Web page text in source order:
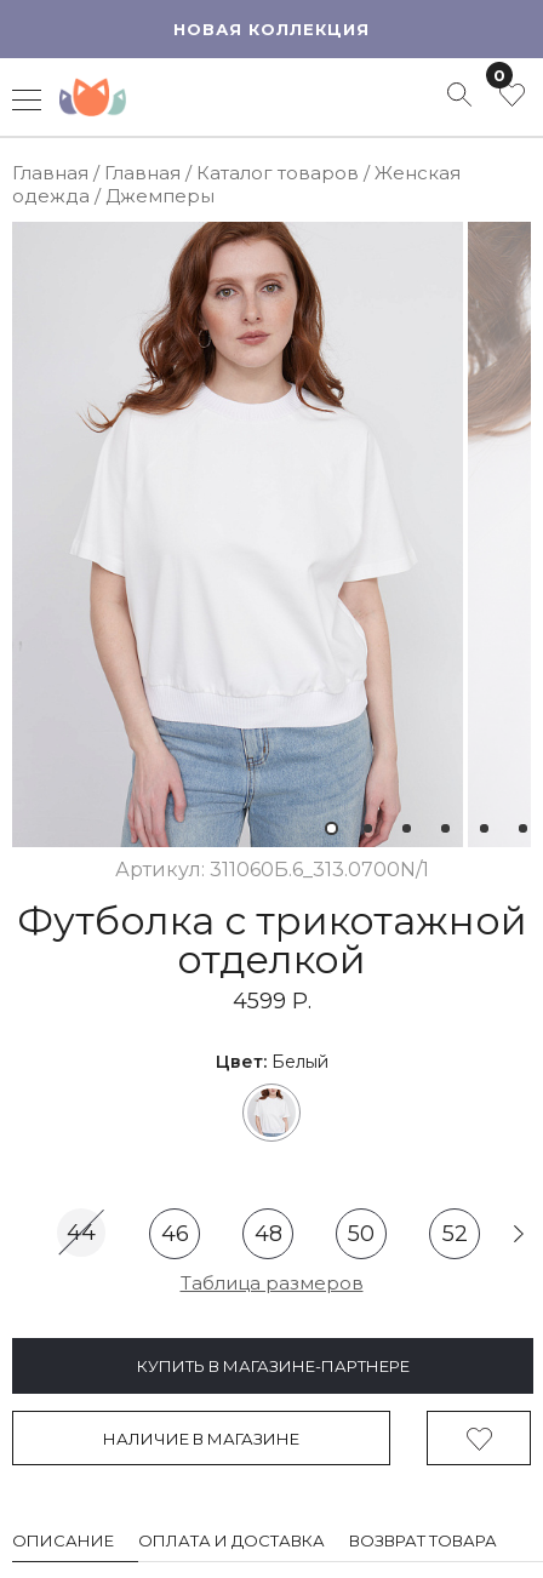
НОВАЯ КОЛЛЕКЦИЯ
0
Главная / Главная / Каталог товаров /Женская
одежда / Джемперы
1 2
Артикул: 311060Б.6_313.0700N/1
Футболка с трикотажной
отделкой
4599 Р.
Цвет:Белый
44 46 48 50 52
Таблица размеров
КУПИТЬ В МАГАЗИНЕ-ПАРТНЕРЕ
НАЛИЧИЕ В МАГАЗИНЕ
ОПИСАНИЕ ОПЛАТА И ДОСТАВКА ВОЗВРАТ ТОВАРА